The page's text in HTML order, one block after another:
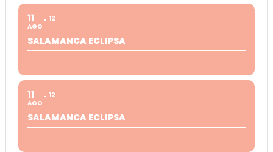
11
AGO
12
SALAMANCA ECLIPSA
11
AGO
12
SALAMANCA ECLIPSA